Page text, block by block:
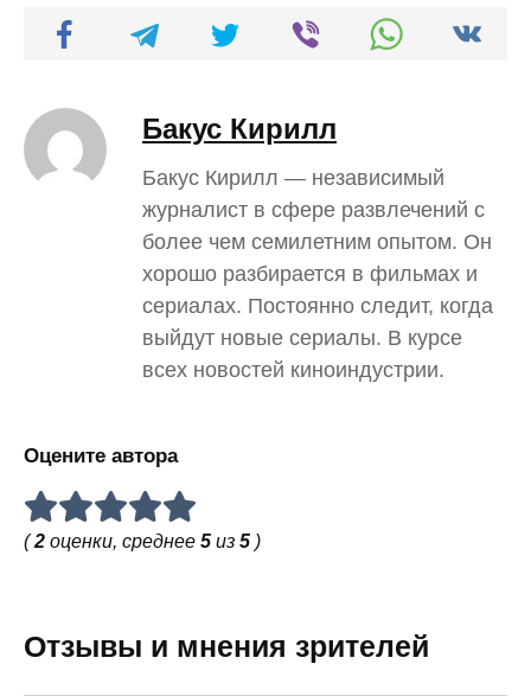
Бакус Кирилл
Бакус Кирилл — независимый
журналист в сфере развлечений с
более чем семилетним опытом. Он
хорошо разбирается в фильмах и
сериалах. Постоянно следит, когда
выйдут новые сериалы. В курсе
всех новостей киноиндустрии.
Оцените автора
(2 оценки, среднее 5 из 5 )
Отзывы и мнения зрителей